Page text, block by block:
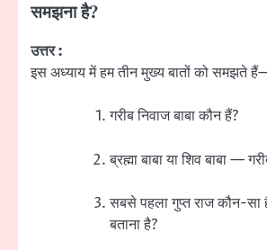
समझना है?
उत्तर :
इस अध्याय में हम तीन मुख्य बातों को समझते
गरीब निवाज बाबा कौन हैं?
ब्रह्मा बाबा या शिव बाबा —
सबसे पहला गुप्त राज कौन-सा
बताना है?